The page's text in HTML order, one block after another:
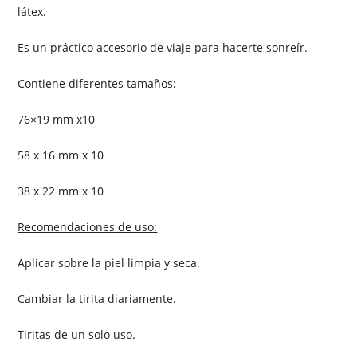
látex.
Es un práctico accesorio de viaje para hacerte sonreír.
Contiene diferentes tamaños:
76×19 mm x10
58 x 16 mm x 10
38 x 22 mm x 10
Recomendaciones de uso:
Aplicar sobre la piel limpia y seca.
Cambiar la tirita diariamente.
Tiritas de un solo uso.